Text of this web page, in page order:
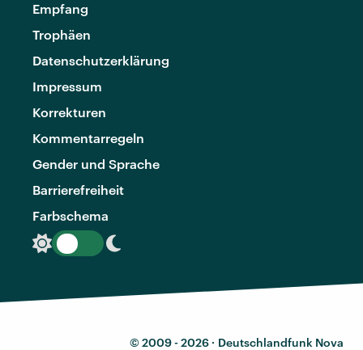
Empfang
Trophäen
Datenschutzerklärung
Impressum
Korrekturen
Kommentarregeln
Gender und Sprache
Barrierefreiheit
Farbschema
© 2009 - 2026 · Deutschlandfunk Nova